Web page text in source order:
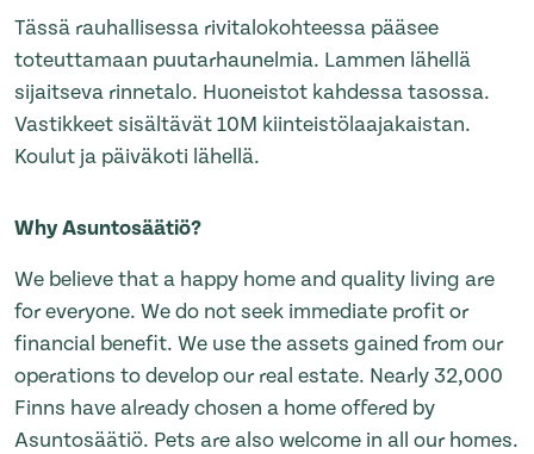
Tässä rauhallisessa rivitalokohteessa pääsee
toteuttamaan puutarhaunelmia. Lammen lähellä
sijaitseva rinnetalo. Huoneistot kahdessa tasossa.
Vastikkeet sisältävät 10M kiinteistölaajakaistan.
Koulut ja päiväkoti lähellä.
Why Asuntosäätiö?
We believe that a happy home and quality living are
for everyone. We do not seek immediate profit or
financial benefit. We use the assets gained from our
operations to develop our real estate. Nearly 32,000
Finns have already chosen a home offered by
Asuntosäätiö. Pets are also welcome in all our homes.